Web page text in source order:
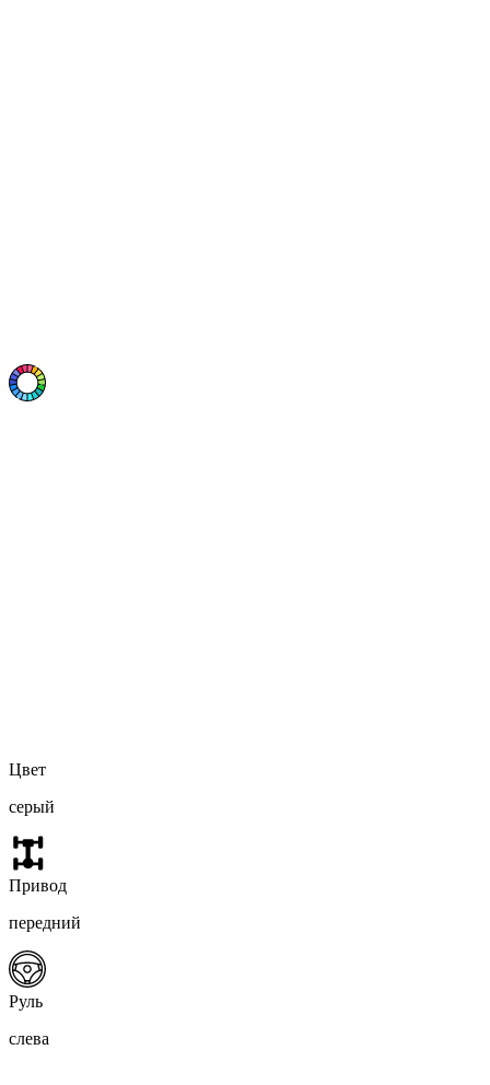
Цвет
серый
Привод
передний
Руль
слева